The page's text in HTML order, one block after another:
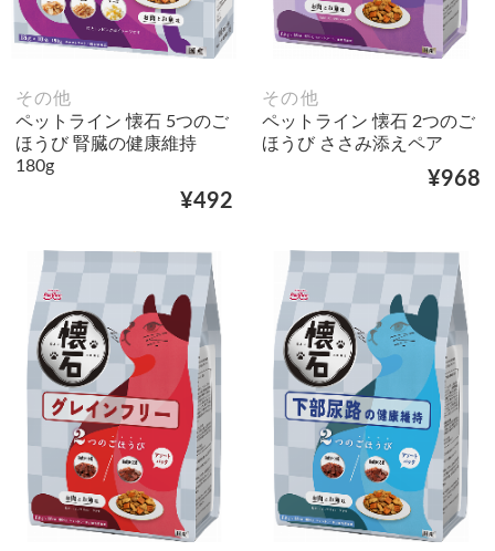
その他
ペットライン 懐石 5つのご
ほうび 腎臓の健康維持
180g
¥492
その他
ペットライン 懐石 2つのご
ほうび ささみ添えペア
¥968